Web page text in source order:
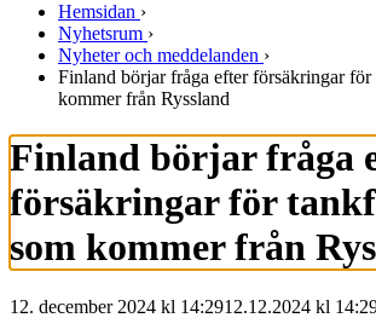
Hemsidan ›
Nyhetsrum ›
Nyheter och meddelanden ›
Finland börjar fråga efter försäkringar
kommer från Ryssland
Finland börjar fråga
försäkringar för
som kommer från
12. december 2024 kl 14:2912.12.2024 kl